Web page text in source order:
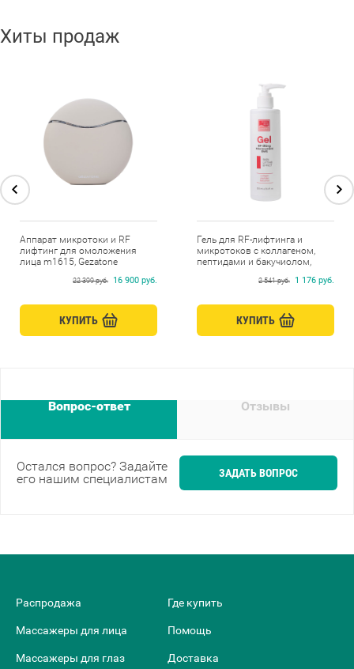
Хиты продаж
Аппарат микротоки и RF
лифтинг для омоложения
лица m1615, Gezatone
22 399 руб. 16 900 руб.
КУПИТЬ
Гель для RF-лифтинга и
микротоков с коллагеном,
пептидами и бакучиолом,
2 541 руб. 1 176 руб.
КУПИТЬ
Вопрос-ответ Отзывы
Остался вопрос? Задайте
его нашим специалистам
ЗАДАТЬ ВОПРОС
Распродажа
Массажеры для лица
Массажеры для глаз
Где купить
Помощь
Доставка